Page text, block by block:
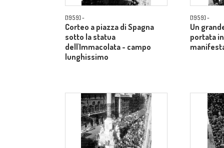
[1959] -
Corteo a piazza di Spagna
sotto la statua
dell'Immacolata - campo
lunghissimo
[1959] -
Un
portata